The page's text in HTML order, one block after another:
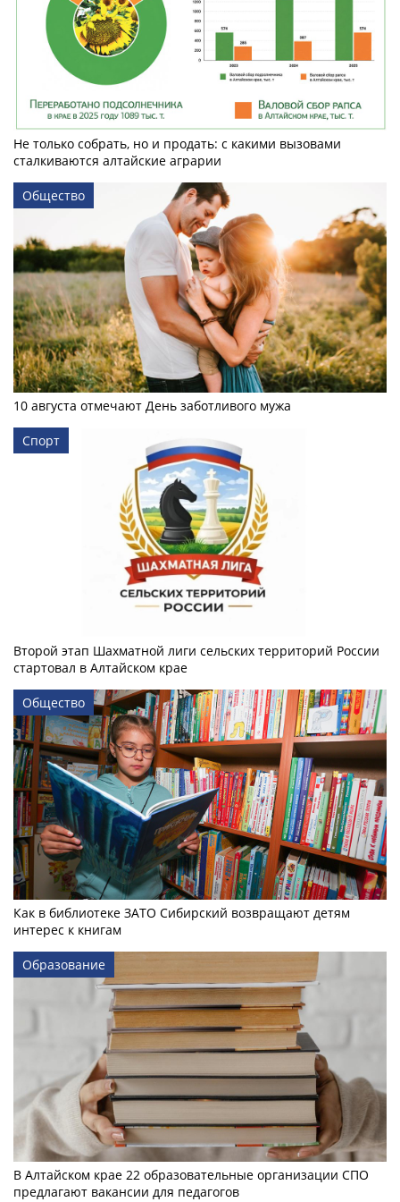
Не только собрать, но и продать: с какими вызовами
сталкиваются алтайские аграрии
Общество
10 августа отмечают День заботливого мужа
Спорт
Второй этап Шахматной лиги сельских территорий России
стартовал в Алтайском крае
Общество
Как в библиотеке ЗАТО Сибирский возвращают детям
интерес к книгам
Образование
В Алтайском крае 22 образовательные организации СПО
предлагают вакансии для педагогов